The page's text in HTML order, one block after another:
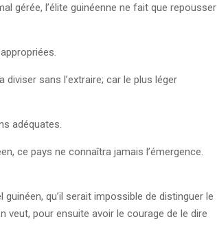
gérée, l’élite guinéenne ne fait que repousser
sans l’extraire; car le plus léger
adéquates.
ce pays ne connaîtra jamais l’émergence.
qu’il serait impossible de distinguer le
veut, pour ensuite avoir le courage de le dire